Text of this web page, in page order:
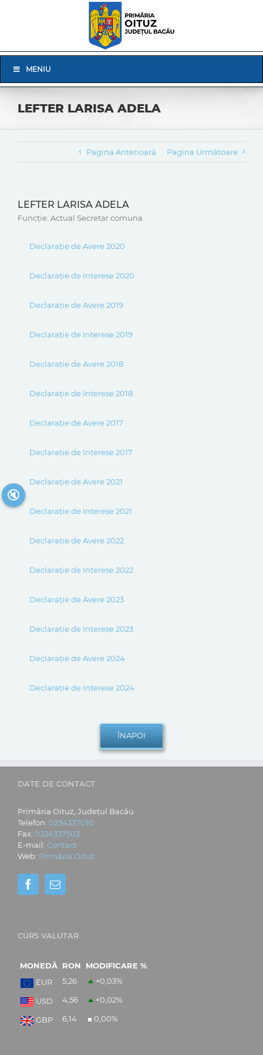
Navigation
MENIU
LEFTER LARISA ADELA
Pagina Anterioară Pagina Următoare
LEFTER LARISA ADELA
Funcție: Actual Secretar comuna
Declarație de Avere 2020
Declarație de Interese 2020
Declarație de Avere 2019
Declarație de Interese 2019
Declarație de Avere 2018
Declarație de Interese 2018
Declarație de Avere 2017
Declarație de Interese 2017
Declarație de Avere 2021
Declarație de Interese 2021
Declarație de Avere 2022
Declarație de Interese 2022
Declarație de Avere 2023
Declarație de Interese 2023
Declarație de Avere 2024
Declarație de Interese 2024
DATE DE CONTACT
Primăria Oituz, Județul Bacău
Telefon: 0234337010
Fax: 0234337503
E-mail: Contact
Web: Primăria Oituz
CURS VALUTAR
MONEDĂ RON
MODIFICARE %
EUR
5,26 +0,03%
USD 4,56 +0,02%
GBP 6,14 0,00%
🔇